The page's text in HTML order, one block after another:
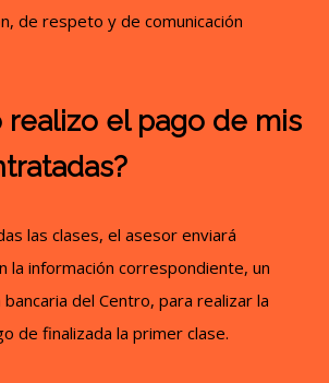
de respeto y de comunicación
realizo el pago de mis
las clases, el asesor enviará
la información correspondiente, un
del Centro, para realizar la
de finalizada la primer clase.